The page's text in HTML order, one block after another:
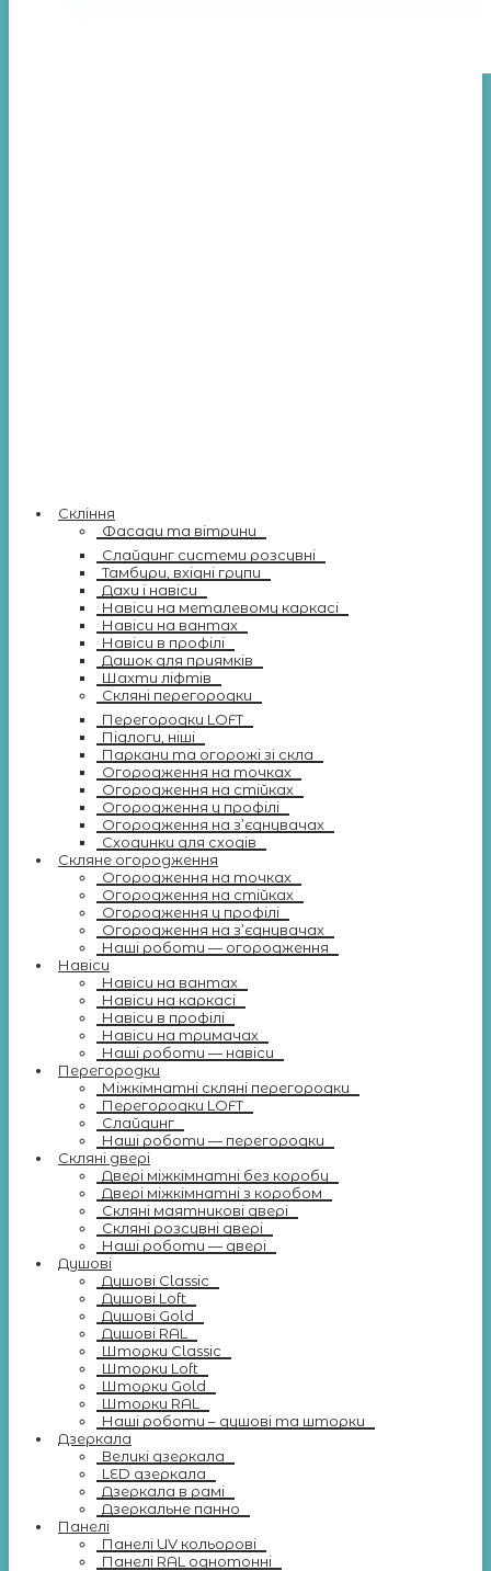
Скління
Фасади та вітрини
Слайдинг системи розсувні
Тамбури, вхідні групи
Дахи і навіси
Навіси на металевому каркасі
Навіси на вантах
Навіси в профілі
Дашок для приямків
Шахти ліфтів
Скляні перегородки
Перегородки LOFT
Підлоги, ніші
Паркани та огорожі зі скла
Огородження на точках
Огородження на стійках
Огородження у профілі
Огородження на з’єднувачах
Сходинки для сходів
Скляне огородження
Огородження на точках
Огородження на стійках
Огородження у профілі
Огородження на з’єднувачах
Наші роботи — огородження
Навіси
Навіси на вантах
Навіси на каркасі
Навіси в профілі
Навіси на тримачах
Наші роботи — навіси
Перегородки
Міжкімнатні скляні перегородки
Перегородки LOFT
Слайдинг
Наші роботи — перегородки
Скляні двері
Двері міжкімнатні без коробу
Двері міжкімнатні з коробом
Скляні маятникові двері
Скляні розсувні двері
Наші роботи — двері
Душові
Душові Classic
Душові Loft
Душові Gold
Душові RAL
Шторки Classic
Шторки Loft
Шторки Gold
Шторки RAL
Наші роботи – душові та шторки
Дзеркала
Великі дзеркала
LED дзеркала
Дзеркала в рамі
Дзеркальне панно
Панелі
Панелі UV кольорові
Панелі RAL однотонні